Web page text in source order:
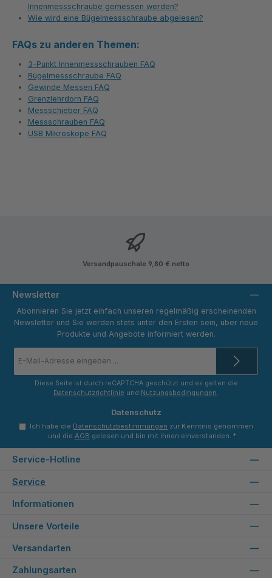
Innenmessschraube gemessen werden?
Wie wird eine Bügelmessschraube abgelesen?
FAQs zu anderen Themen:
3-Punkt Innenmessschrauben FAQ
Bügelmessschraube FAQ
Gewinde Messen FAQ
Grenzlehrdorn FAQ
Messschieber FAQ
Messschrauben FAQ
USB Mikroskope FAQ
Versandpauschale 9,80 € netto
Newsletter
Abonnieren Sie jetzt einfach unseren regelmäßig erscheinenden
Newsletter und Sie werden stets unter den Ersten sein, über neue
Produkte und Angebote informiert werden.
Mail-
*
Diese Seite ist durch reCAPTCHA geschützt und es gelten die
Datenschutzrichtlinie und Nutzungsbedingungen.
Datenschutz
Ich habe die Datenschutzbestimmungen zur Kenntnis genommen
und die AGB gelesen und bin mit ihnen einverstanden. *
Service-Hotline
Service
Informationen
Unsere Vorteile
Versandarten
Zahlungsarten